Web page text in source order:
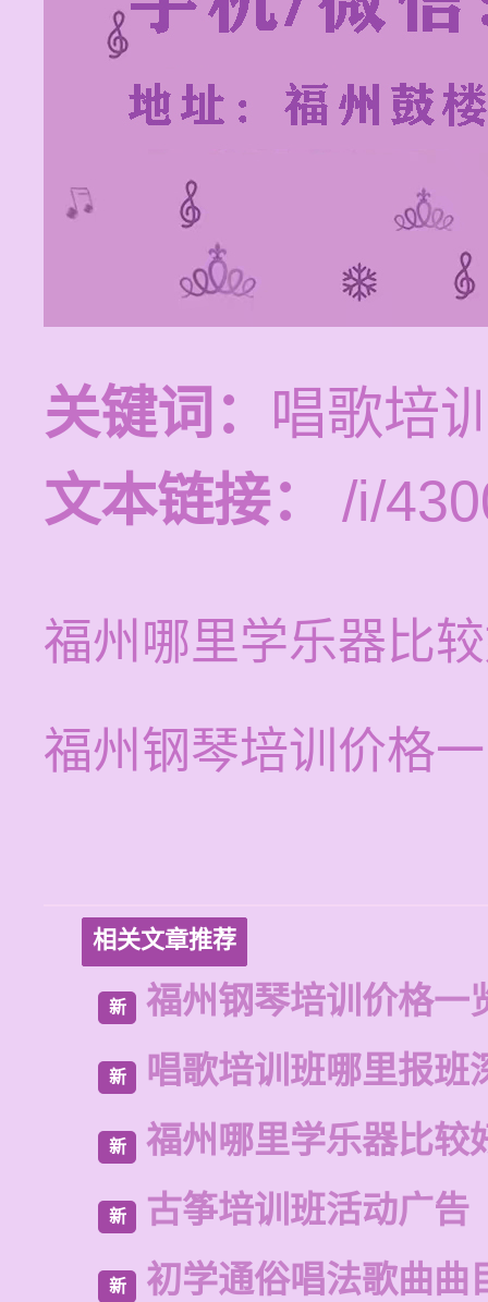
关键词： 唱歌培
文本链接：
/i/
福州哪里学乐器比
福州钢琴培训价格
相关文章推荐
新 福州钢琴培训价格一
新 唱歌培训班哪里报班
新 福州哪里学乐器比较
新 古筝培训班活动广告
新 初学通俗唱法歌曲曲